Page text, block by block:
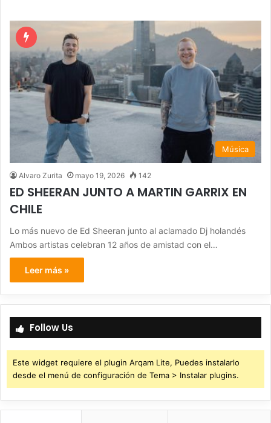
Música
Alvaro Zurita mayo 19, 2026 142
ED SHEERAN JUNTO A MARTIN GARRIX EN
CHILE
Lo más nuevo de Ed Sheeran junto al aclamado Dj holandés
Ambos artistas celebran 12 años de amistad con el…
Leer más »
Follow Us
Este widget requiere el plugin Arqam Lite, Puedes instalarlo
desde el menú de configuración de Tema > Instalar plugins.